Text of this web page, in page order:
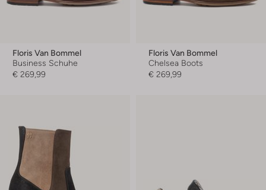
Floris Van Bommel
Business Schuhe
€ 269,99
Floris Van Bommel
Chelsea Boots
€ 269,99